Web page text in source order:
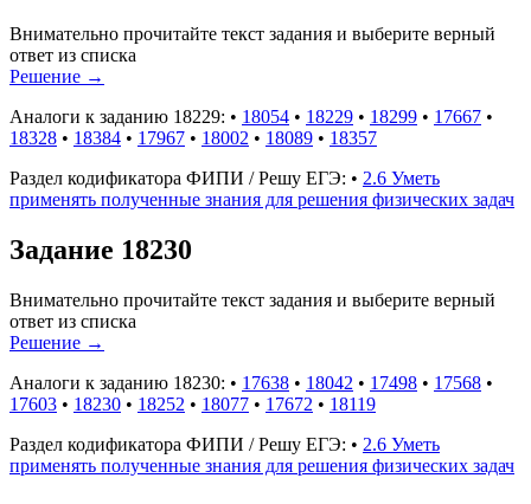
Внимательно прочитайте текст задания и выберите верный
ответ из списка
Решение →
Аналоги к заданию 18229: • 18054 • 18229 • 18299 • 17667 •
18328 • 18384 • 17967 • 18002 • 18089 • 18357
Раздел кодификатора ФИПИ / Решу ЕГЭ: • 2.6 Уметь
применять полученные знания для решения физических задач
Задание 18230
Внимательно прочитайте текст задания и выберите верный
ответ из списка
Решение →
Аналоги к заданию 18230: • 17638 • 18042 • 17498 • 17568 •
17603 • 18230 • 18252 • 18077 • 17672 • 18119
Раздел кодификатора ФИПИ / Решу ЕГЭ: • 2.6 Уметь
применять полученные знания для решения физических задач